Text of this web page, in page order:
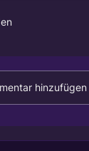
hinzufügen